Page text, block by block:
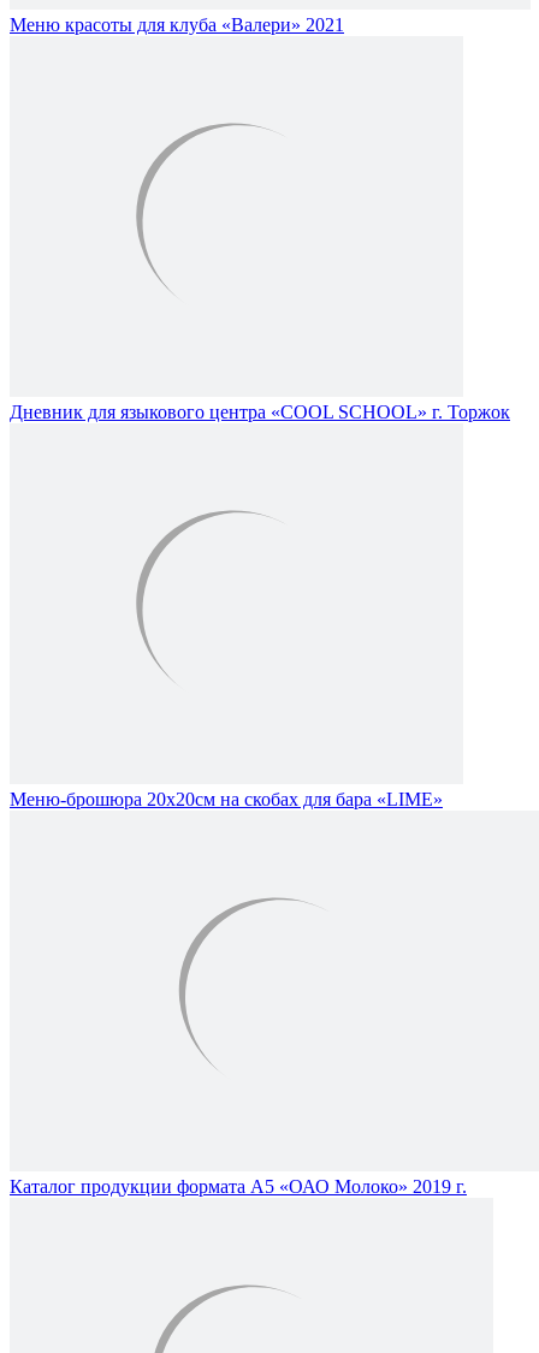
Меню красоты для клуба «Валери» 2021
Дневник для языкового центра «COOL SCHOOL» г. Торжок
Меню-брошюра 20x20см на скобах для бара «LIME»
Каталог продукции формата А5 «ОАО Молоко» 2019 г.